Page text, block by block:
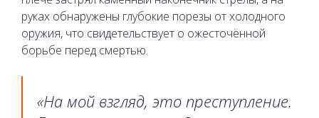
руках обнаружены глубокие порезы от холодного
оружия, что свидетельствует о ожесточённой
борьбе перед смертью.
«На мой взгляд, это преступление.